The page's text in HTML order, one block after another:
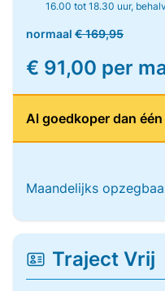
16.00 tot 18.30 uur,
normaal € 169,95
€ 91,00 per
Al goedkoper dan
Maandelijks
Traject Vrij